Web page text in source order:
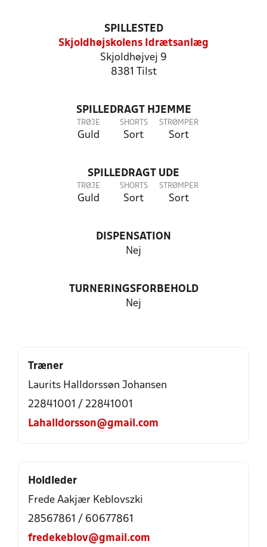
SPILLESTED
Skjoldhøjskolens Idrætsanlæg
Skjoldhøjvej 9
8381 Tilst
SPILLEDRAGT HJEMME
TRØJE
Guld
SHORTS
Sort
STRØMPER
Sort
SPILLEDRAGT UDE
TRØJE
Guld
SHORTS
Sort
STRØMPER
Sort
DISPENSATION
Nej
TURNERINGSFORBEHOLD
Nej
Træner
Laurits Halldorssøn Johansen
22841001 / 22841001
Lahalldorsson@gmail.com
Holdleder
Frede Aakjær Keblovszki
28567861 / 60677861
fredekeblov@gmail.com